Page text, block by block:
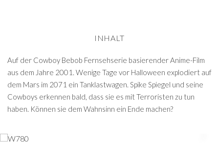
INHALT
Auf der Cowboy Bebob Fernsehserie basierender Anime-Film
aus dem Jahre 2001. Wenige Tage vor Halloween explodiert auf
dem Mars im 2071 ein Tanklastwagen. Spike Spiegel und seine
Cowboys erkennen bald, dass sie es mit Terroristen zu tun
haben. Können sie dem Wahnsinn ein Ende machen?